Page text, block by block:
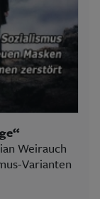
Weirauch
Varianten